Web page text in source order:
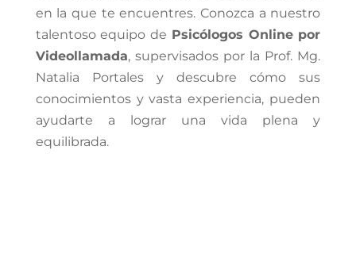
en la que te encuentres. Conozca a nuestro
talentoso equipo de Psicólogos Online por
Videollamada, supervisados por la Prof. Mg.
Natalia Portales y descubre cómo sus
conocimientos y vasta experiencia, pueden
ayudarte a lograr una vida plena y
equilibrada.